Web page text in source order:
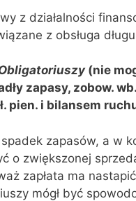
z działalności
z obsługa
(nie
zapasy, zobow.
pien. i bilansem
zapasów, a w
o zwiększonej
zapłata ma
mógł być